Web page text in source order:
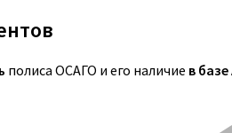
полиса ОСАГО и его наличие в